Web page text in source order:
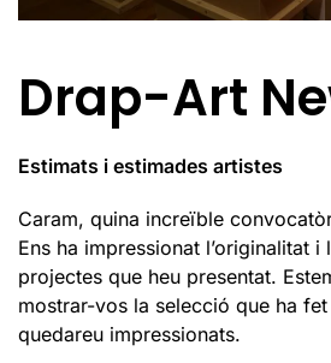
Drap-Art
Estimats i estimades artistes
Caram, quina increïble
Ens ha impressionat l’originalitat i
projectes que heu presentat.
mostrar-vos la selecció que ha
quedareu impressionats.